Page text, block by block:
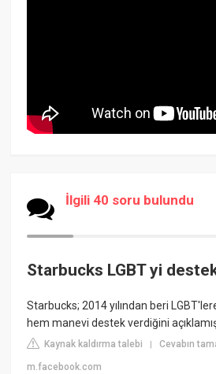
İlgili 40 soru bulundu
Starbucks LGBT yi
Starbucks; 2014 yılından beri
hem manevi destek verdiğini
Kaynak kaldırma talebi |Cevabın
m.facebook.com